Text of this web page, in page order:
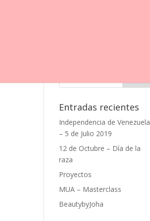
Entradas recientes
Independencia de Venezuela
– 5 de Julio 2019
12 de Octubre – Día de la
raza
Proyectos
MUA – Masterclass
BeautybyJoha